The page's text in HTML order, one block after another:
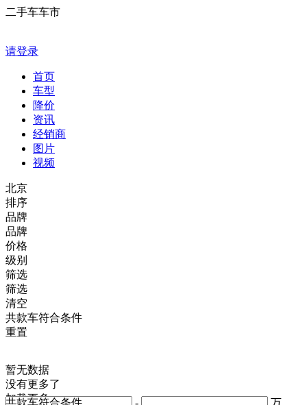
二手车车市
请登录
首页
车型
降价
资讯
经销商
图片
视频
北京
排序
品牌
品牌
价格
- 万
级别
共款车符合条件
筛选
筛选
清空
共款车符合条件
重置
暂无数据
没有更多了
加载更多